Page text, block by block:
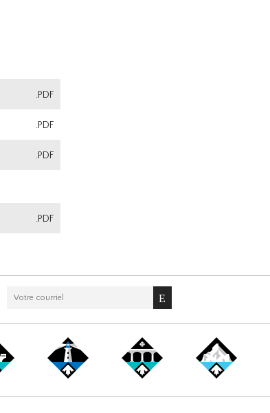
.PDF
.PDF
.PDF
.PDF